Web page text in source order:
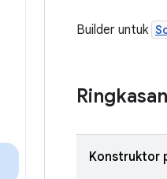
Builder untuk
Ringkasan
Konstruktor